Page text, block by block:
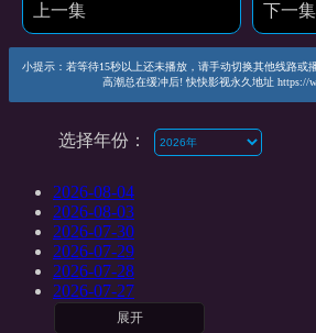
上一集 下一集
小提示：若等待15秒以上还未播放，请手动切换其他线路或
高潮总在缓冲后! 快快影视永久地址 https://
选择年份：
2026-08-04
2026-08-03
2026-07-30
2026-07-29
2026-07-28
2026-07-27
展开